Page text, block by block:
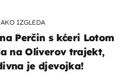
IZGLEDA
Perčin s kćeri Lotom
na Oliverov trajekt,
je djevojka!